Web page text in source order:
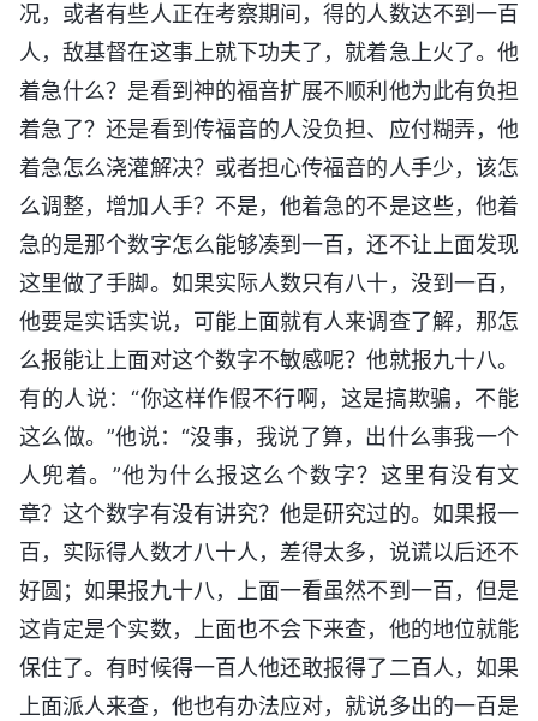
况，或者有些人正在考察期间，得的人数达不到一百
人，敌基督在这事上就下功夫了，就着急上火了。他
着急什么？是看到神的福音扩展不顺利他为此有负担
着急了？还是看到传福音的人没负担、应付糊弄，他
着急怎么浇灌解决？或者担心传福音的人手少，该怎
么调整，增加人手？不是，他着急的不是这些，他着
急的是那个数字怎么能够凑到一百，还不让上面发现
这里做了手脚。如果实际人数只有八十，没到一百，
他要是实话实说，可能上面就有人来调查了解，那怎
么报能让上面对这个数字不敏感呢？他就报九十八。
有的人说：“你这样作假不行啊，这是搞欺骗，不能
这么做。”他说：“没事，我说了算，出什么事我一个
人兜着。”他为什么报这么个数字？这里有没有文
章？这个数字有没有讲究？他是研究过的。如果报一
百，实际得人数才八十人，差得太多，说谎以后还不
好圆；如果报九十八，上面一看虽然不到一百，但是
这肯定是个实数，上面也不会下来查，他的地位就能
保住了。有时候得一百人他还敢报得了二百人，如果
上面派人来查，他也有办法应对，就说多出的一百是